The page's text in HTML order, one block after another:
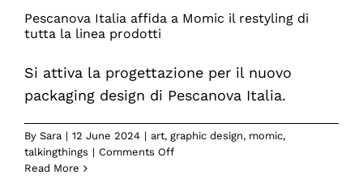
la
dedicata
all’agricoltura
Pescanova Italia affida a Momic il restyling di
tutta la linea prodotti
Si attiva la progettazione per il nuovo
packaging design di Pescanova Italia.
By Sara | 12 June 2024 | art, graphic design, momic,
talkingthings | Comments Offon
Read More